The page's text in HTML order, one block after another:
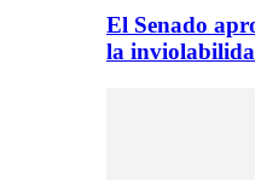
El Senado
la